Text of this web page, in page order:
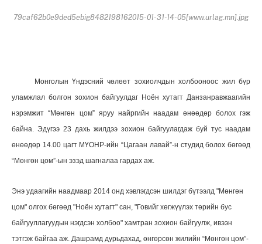
79caf62b0e9ded5ebig8482198162015-01-31-14-05[www.urlag.mn].jpg
Монголын Үндэсний чөлөөт зохиолчдын холбооноос жил бүр
уламжлал болгон зохион байгуулдаг Ноён хутагт Данзанравжаагийн
нэрэмжит “Мөнгөн цом” яруу найргийн наадам өнөөдөр болох гэж
байна. Эдүгээ 23 дахь жилдээ зохион байгуулагдаж буй тус наадам
өнөөдөр 14.00 цагт МҮОНР-ийн “Цагаан лавай”-н студид болох бөгөөд
“Мөнгөн цом”-ын эзэд шагналаа гардах аж.
Энэ удаагийн наадмаар 2014 онд хэвлэгдсэн шилдэг бүтээлд "Мөнгөн
цом" олгох бөгөөд "Ноён хутагт" сан, "Говийг хөгжүүлэх төрийн бус
байгууллагуудын нэгдсэн холбоо" хамтран зохион байгуулж, ивээн
тэтгэж байгаа аж. Дашрамд дурьдахад, өнгөрсөн жилийн “Мөнгөн цом”-